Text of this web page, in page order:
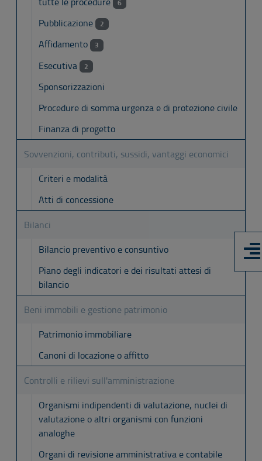
6
Pubblicazione 2
Affidamento 3
Esecutiva 2
Sponsorizzazioni
Procedure di somma urgenza e di protezione civile
Finanza di progetto
Sovvenzioni, contributi, sussidi, vantaggi economici
Criteri e modalità
Atti di concessione
Bilanci
Bilancio preventivo e consuntivo
Piano degli indicatori e dei risultati attesi di
bilancio
Beni immobili e gestione patrimonio
Patrimonio immobiliare
Canoni di locazione o affitto
Controlli e rilievi sull'amministrazione
Organismi indipendenti di valutazione, nuclei di
valutazione o altri organismi con funzioni
analoghe
Organi di revisione amministrativa e contabile